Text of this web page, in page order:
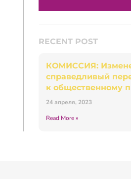
RECENT POST
КОМИССИЯ:
справедливый
к общественному
24 апреля, 2023
Read More »